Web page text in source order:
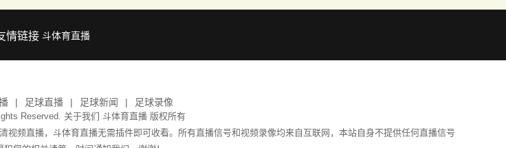
情链接 斗体育直播
足球直播 足球新闻 足球录像
Reserved. 关于我们 斗体育直播 版权所有
频直播，斗体育直播无需插件即可收看。所有直播信号和视频录像均来自互联网，本站自身不提供任何直播信号